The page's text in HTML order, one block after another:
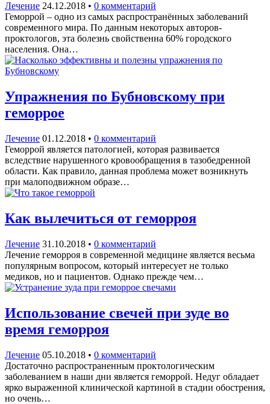
Лечение 24.12.2018 • 0 комментарий
Геморрой – одно из самых распространённых заболеваний
современного мира. По данным некоторых авторов-
проктологов, эта болезнь свойственна 60% городского
населения. Она…
Упражнения по Бубновскому при
геморрое
Лечение 01.12.2018 • 0 комментарий
Геморрой является патологией, которая развивается
вследствие нарушенного кровообращения в тазобедренной
области. Как правило, данная проблема может возникнуть
при малоподвижном образе…
Как вылечиться от геморроя
Лечение 31.10.2018 • 0 комментарий
Лечение геморроя в современной медицине является весьма
популярным вопросом, который интересует не только
медиков, но и пациентов. Однако прежде чем…
Использование свечей при зуде во
время геморроя
Лечение 05.10.2018 • 0 комментарий
Достаточно распространенным проктологическим
заболеванием в наши дни является геморрой. Недуг обладает
ярко выраженной клинической картиной в стадии обострения,
но очень…